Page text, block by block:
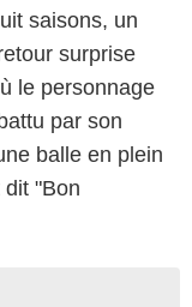
saisons, un
surprise
le personnage
par son
balle en plein
"Bon